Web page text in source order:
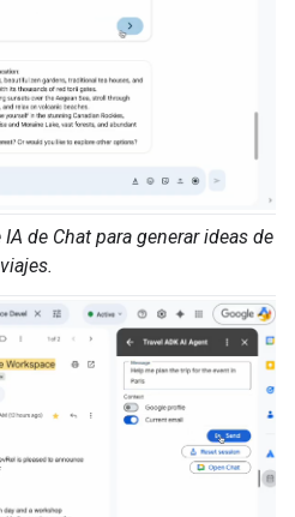
de Chat para generar ideas de
viajes.